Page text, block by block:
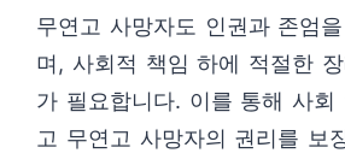
무연고 사망자도 인권과 존엄
며, 사회적 책임 하에 적절한
가 필요합니다. 이를 통해 사회
고 무연고 사망자의 권리를 보